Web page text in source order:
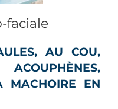
faciale
AU COU,
MACHOIRE EN